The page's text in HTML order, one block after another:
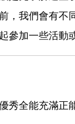
，我們會有不
參加一些活動
秀全能充滿正